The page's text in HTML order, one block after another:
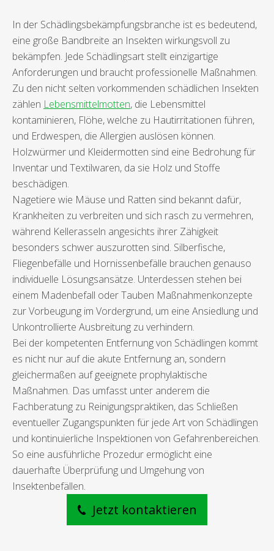
In der Schädlingsbekämpfungsbranche ist es bedeutend,
eine große Bandbreite an Insekten wirkungsvoll zu
bekämpfen. Jede Schädlingsart stellt einzigartige
Anforderungen und braucht professionelle Maßnahmen.
Zu den nicht selten vorkommenden schädlichen Insekten
zählen Lebensmittelmotten, die Lebensmittel
kontaminieren, Flöhe, welche zu Hautirritationen führen,
und Erdwespen, die Allergien auslösen können.
Holzwürmer und Kleidermotten sind eine Bedrohung für
Inventar und Textilwaren, da sie Holz und Stoffe
beschädigen.
Nagetiere wie Mäuse und Ratten sind bekannt dafür,
Krankheiten zu verbreiten und sich rasch zu vermehren,
während Kellerasseln angesichts ihrer Zähigkeit
besonders schwer auszurotten sind. Silberfische,
Fliegenbefälle und Hornissenbefälle brauchen genauso
individuelle Lösungsansätze. Unterdessen stehen bei
einem Madenbefall oder Tauben Maßnahmenkonzepte
zur Vorbeugung im Vordergrund, um eine Ansiedlung und
Unkontrollierte Ausbreitung zu verhindern.
Bei der kompetenten Entfernung von Schädlingen kommt
es nicht nur auf die akute Entfernung an, sondern
gleichermaßen auf geeignete prophylaktische
Maßnahmen. Das umfasst unter anderem die
Fachberatung zu Reinigungspraktiken, das Schließen
eventueller Zugangspunkten für jede Art von Schädlingen
und kontinuierliche Inspektionen von Gefahrenbereichen.
So eine ausführliche Prozedur ermöglicht eine
dauerhafte Überprüfung und Umgehung von
Insektenbefällen.
Jetzt kontaktieren